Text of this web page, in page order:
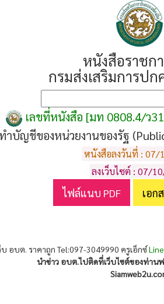
หนังสือราชก
กรมส่งเสริมการป
เลขที่หนังสือ [มท 0808.4/ว
บัญชีของหน่วยงานของรัฐ
หนังสือลงวันที่ : 07/
ลงเว็บไซต์ : 07/
ไฟล์แนบ PDF เอก
บ อบต. ราคาถูก Tel:097-3049990 ครูเอ็กซ์
นำข่าว อบต.ไปติดที่เว็บไซต์ของท่าน